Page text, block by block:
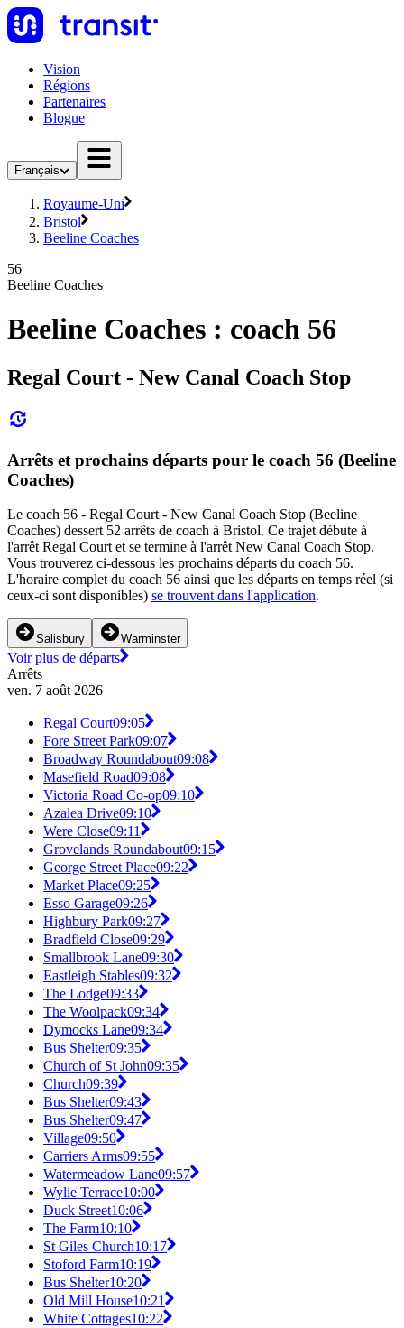
Vision
Régions
Partenaires
Blogue
Français
Royaume-Uni
Bristol
Beeline Coaches
56
Beeline Coaches
Beeline Coaches : coach 56
Regal Court - New Canal Coach Stop
Arrêts et prochains départs pour le coach 56 (Beeline
Coaches)
Le coach 56 - Regal Court - New Canal Coach Stop (Beeline
Coaches) dessert 52 arrêts de coach à Bristol. Ce trajet débute à
l'arrêt Regal Court et se termine à l'arrêt New Canal Coach Stop.
Vous trouverez ci-dessous les prochains départs du coach 56.
L'horaire complet du coach 56 ainsi que les départs en temps réel (si
ceux-ci sont disponibles) se trouvent dans l'application.
Salisbury Warminster
Voir plus de départs
Arrêts
ven. 7 août 2026
Regal Court09:05
Fore Street Park09:07
Broadway Roundabout09:08
Masefield Road09:08
Victoria Road Co-op09:10
Azalea Drive09:10
Were Close09:11
Grovelands Roundabout09:15
George Street Place09:22
Market Place09:25
Esso Garage09:26
Highbury Park09:27
Bradfield Close09:29
Smallbrook Lane09:30
Eastleigh Stables09:32
The Lodge09:33
The Woolpack09:34
Dymocks Lane09:34
Bus Shelter09:35
Church of St John09:35
Church09:39
Bus Shelter09:43
Bus Shelter09:47
Village09:50
Carriers Arms09:55
Watermeadow Lane09:57
Wylie Terrace10:00
Duck Street10:06
The Farm10:10
St Giles Church10:17
Stoford Farm10:19
Bus Shelter10:20
Old Mill House10:21
White Cottages10:22